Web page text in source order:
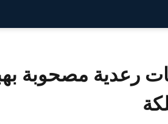
رعدية مصحوبة